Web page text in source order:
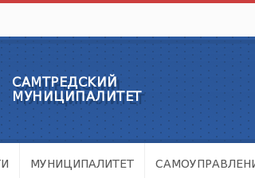
САМТРЕДСКИЙ
МУНИЦИПАЛИТЕТ
МУНИЦИПАЛИТЕТ